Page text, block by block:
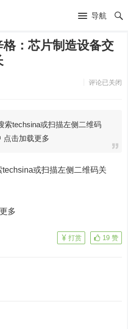
导航
：芯片制造设备交
评论已关闭
索techsina或扫描左侧二维码
点击加载更多
techsina或扫描左侧二维码关
多
19 赞
打赏